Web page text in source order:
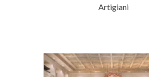
Artigiani